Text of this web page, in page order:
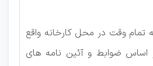
تمام وقت در محل کارخانه واقع
ضوابط و آئین نامه های